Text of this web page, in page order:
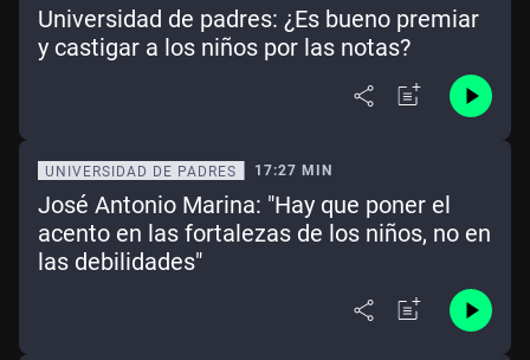
Universidad de padres: ¿Es bueno premiar
y castigar a los niños por las notas?
UNIVERSIDAD DE PADRES 17:27 MIN
José Antonio Marina: "Hay que poner el
acento en las fortalezas de los niños, no en
las debilidades"